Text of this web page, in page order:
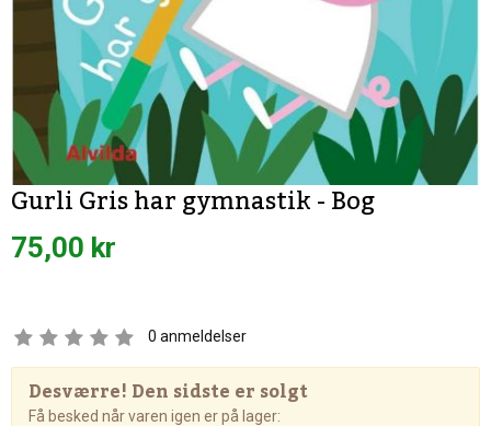
Gurli Gris har gymnastik - Bog
75,00 kr
0 anmeldelser
Desværre! Den sidste er solgt
Få besked når varen igen er på lager: